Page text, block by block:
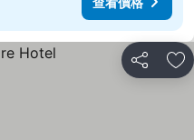
分享 放